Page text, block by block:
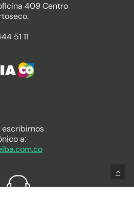
409 Centro
51 11
escribirnos
a: